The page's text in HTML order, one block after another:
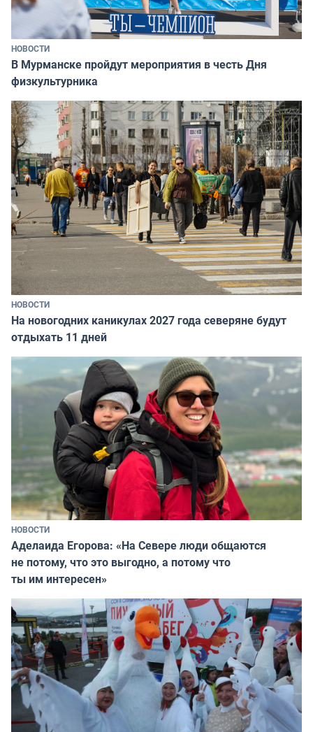
НОВОСТИ
В Мурманске пройдут мероприятия в честь Дня
физкультурника
НОВОСТИ
На новогодних каникулах 2027 года северяне будут
отдыхать 11 дней
НОВОСТИ
Аделаида Егорова: «На Севере люди общаются
не потому, что это выгодно, а потому что
ты им интересен»